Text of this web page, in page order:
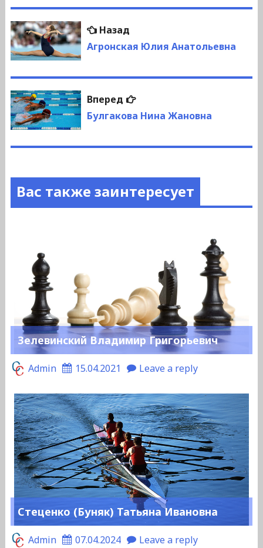
Навигация
по
записям
НазадПредыдущая
запись:
Агронская Юлия Анатольевна
Вперед
Следующая
запись:
Булгакова Нина Жановна
Вас также заинтересует
Зелевинский Владимир Григорьевич
Admin 15.04.2021 Leave a reply
Стеценко (Буняк) Татьяна Ивановна
Admin 07.04.2024 Leave a reply